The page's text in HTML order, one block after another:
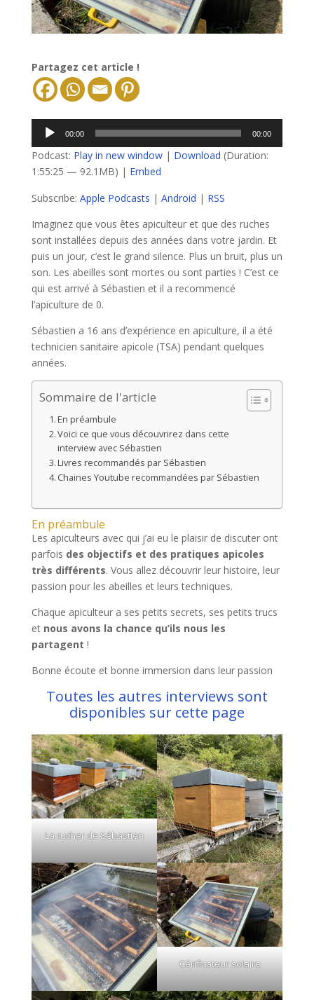
Partagez cet article !
Lecteur
audio
00:00 00:00
Podcast: Play in new window| Download (Duration:
1:55:25 — 92.1MB) | Embed
Subscribe: Apple Podcasts | Android | RSS
Imaginez que vous êtes apiculteur et que des ruches
sont installées depuis des années dans votre jardin. Et
puis un jour, c’est le grand silence. Plus un bruit, plus un
son. Les abeilles sont mortes ou sont parties ! C’est ce
qui est arrivé à Sébastien et il a recommencé
l’apiculture de 0.
Sébastien a 16 ans d’expérience en apiculture, il a été
technicien sanitaire apicole (TSA) pendant quelques
années.
Sommaire de l'article
En préambule
Voici ce que vous découvrirez dans cette
interview avec Sébastien
Livres recommandés par Sébastien
Chaines Youtube recommandées par Sébastien
En préambule
Les apiculteurs avec qui j’ai eu le plaisir de discuter ont
parfois des objectifs et des pratiques apicoles
très différents. Vous allez découvrir leur histoire, leur
passion pour les abeilles et leurs techniques.
Chaque apiculteur a ses petits secrets, ses petits trucs
et nous avons la chance qu’ils nous les
partagent !
Bonne écoute et bonne immersion dans leur passion
Toutes les autres interviews sont
disponibles sur cette page
La rucher de Sébastien
Cérificateur solaire